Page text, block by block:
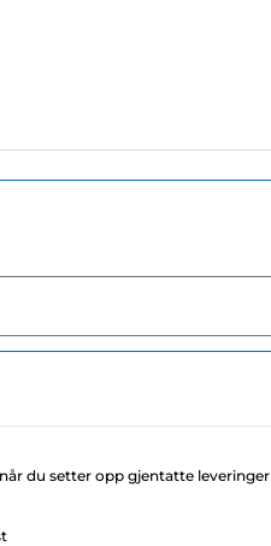
du setter opp gjentatte leveringer